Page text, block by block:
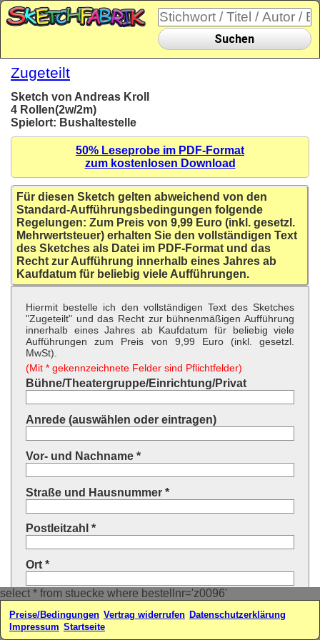
select * from stuecke where bestellnr='z0096'
Suchen
Zugeteilt
Sketch von Andreas Kroll
4 Rollen(2w/2m)
Spielort: Bushaltestelle
50% Leseprobe im PDF-Format
zum kostenlosen Download
Für diesen Sketch gelten abweichend von den
Standard-Aufführungsbedingungen folgende
Regelungen: Zum Preis von 9,99 Euro (inkl. gesetzl.
Mehrwertsteuer) erhalten Sie den vollständigen Text
des Sketches als Datei im PDF-Format und das
Recht zur Aufführung innerhalb eines Jahres ab
Kaufdatum für beliebig viele Aufführungen.
Hiermit bestelle ich den vollständigen Text des Sketches
"Zugeteilt" und das Recht zur bühnenmäßigen Aufführung
innerhalb eines Jahres ab Kaufdatum für beliebig viele
Aufführungen zum Preis von 9,99 Euro (inkl. gesetzl.
MwSt).
(Mit * gekennzeichnete Felder sind Pflichtfelder)
Bühne/Theatergruppe/Einrichtung/Privat
Anrede (auswählen oder eintragen)
Vor- und Nachname *
Straße und Hausnummer *
Postleitzahl *
Ort *
Land * (auswählen oder eintragen)
Ihre E-Mail-Adresse*
Preise/Bedingungen Vertrag widerrufen Datenschutzerklärung
Impressum Startseite